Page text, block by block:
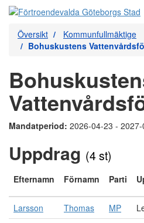
Översikt
Kommunfullmäktige
Bohuskustens
Mandatperiod: 2026-04-23 -
Uppdrag (4 st)
Efternamn Förnamn Parti
Larsson Thomas MP